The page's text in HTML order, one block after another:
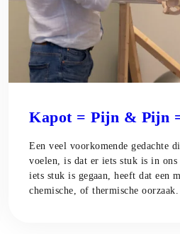
Kapot = Pijn & Pijn
Een veel voorkomende gedachte
voelen, is dat er iets stuk is in
iets stuk is gegaan, heeft dat een
chemische, of thermische oorzaak.